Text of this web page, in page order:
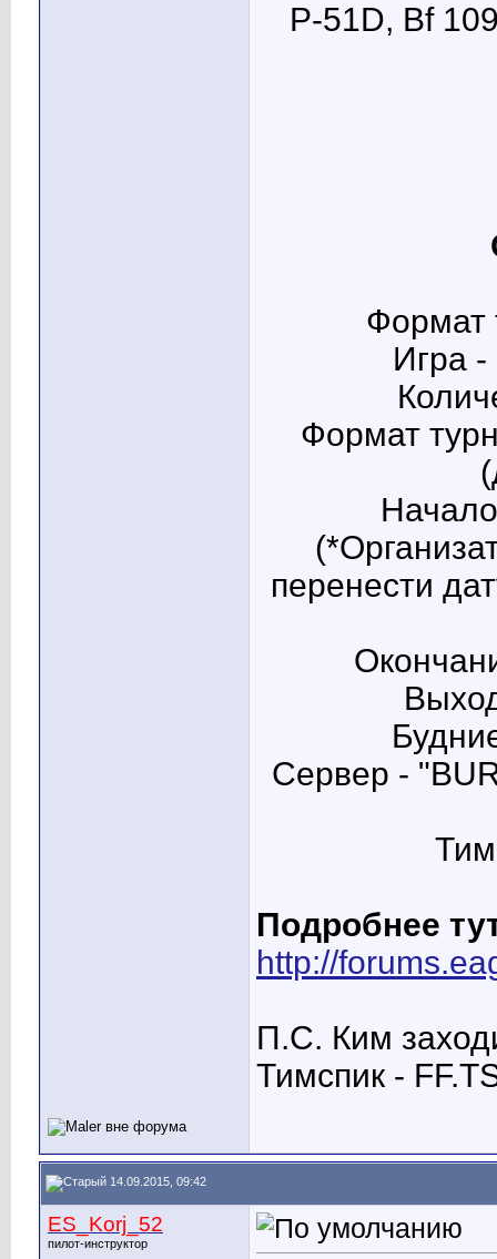
P-51D, Bf
Формат
Игра
Формат
перенести
Сервер -
Подробнее
http://
П.С. Ким
Тимспик -
14.09.2015, 09:42
ES_Korj_52
пилот-инструктор